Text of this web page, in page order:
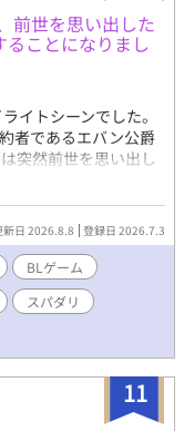
前世を思い出した
ることになりまし
イトシーンでした。
者であるエバン公爵
突然前世を思い出し
はそのモブキャラら
わけではなく、現実
物だった。 しかし、
シナリオ通りに社交
まではいけない！ こ
が悪役令息を幸せに
です。
新日 2026.8.8 登録日 2026.7.3
BLゲーム
スパダリ
11